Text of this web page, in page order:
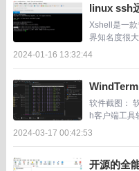
linux ssh
庭学校免
Xshell是一
界知名度很
庭/学校），
2024-01-16 13:32:44
h客户端软
软件截图：
h客户端工具
已经获得
2024-03-17 00:42:53
开源的全